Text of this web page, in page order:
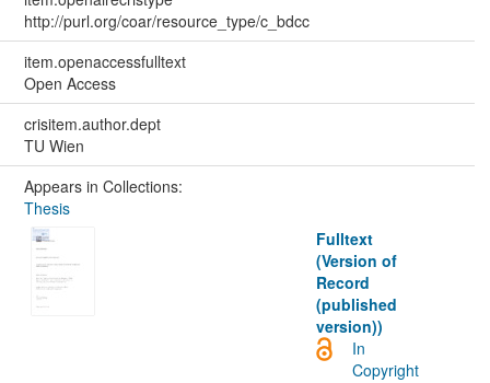
http://purl.org/coar/resource_type/c_bdcc
item.openaccessfulltext
Open Access
crisitem.author.dept
TU Wien
Appears in Collections:
Thesis
Fulltext
(Version of
Record
(published
version))
In
Copyright